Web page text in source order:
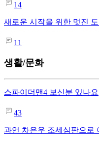
14
새로운 시작을 위한 멋진
11
생활/문화
스파이더맨4 보신분 있나요
43
과연 차은우 조세심판으로